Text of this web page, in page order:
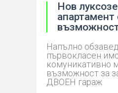
Нов
апартамент
Напълно
първокласен
комуникативно
възможност за
ДВОЕН гараж